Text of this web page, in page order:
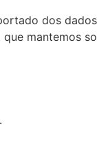
dos
mantemos